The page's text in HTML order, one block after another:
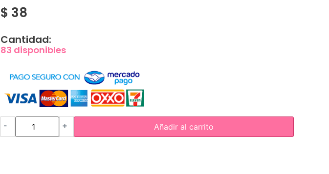
$ 38
Cantidad:
83 disponibles
- + Añadir al carrito